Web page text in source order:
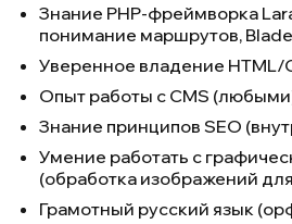
Знание PHP-фреймворка
понимание маршрутов,
Уверенное владение HTML/
Опыт работы с CMS
Знание принципов SEO
Умение работать с
(обработка изображений
Грамотный русский язык